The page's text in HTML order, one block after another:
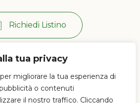
tua privacy
migliorare la tua esperienza di
o contenuti
il nostro traffico. Cliccando
Richiedi Listino
+39 0573 38 20 77
129/D - 51030 Pistoia (PT)
/ 12:00 - 13:30 / 17:00